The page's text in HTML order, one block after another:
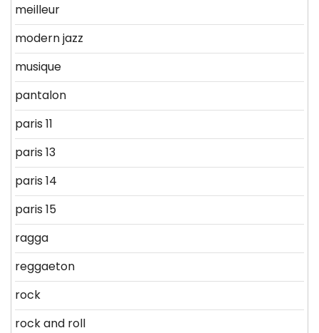
meilleur
modern jazz
musique
pantalon
paris 11
paris 13
paris 14
paris 15
ragga
reggaeton
rock
rock and roll